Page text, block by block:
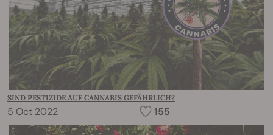
SIND PESTIZIDE AUF CANNABIS GEFÄHRLICH?
5 Oct 2022 155